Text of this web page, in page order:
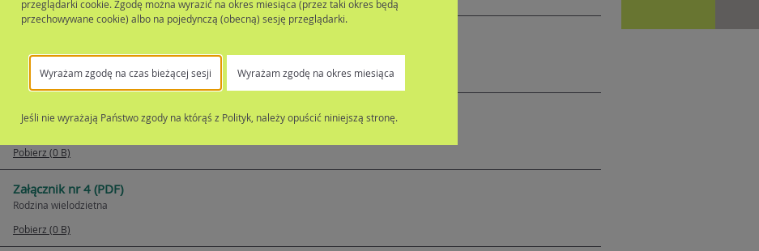
Pobierz (0 B)
Załącznik nr 5 (PDF)
Oświadczenie o samotnym wychowaniu dziecka
Pobierz (0 B)
Załącznik nr 4 (PDF)
Rodzina wielodzietna
Pobierz (0 B)
przeglądarki cookie. Zgodę można wyrazić na okres miesiąca (przez taki okres będą
przechowywane cookie) albo na pojedynczą (obecną) sesję przeglądarki.
Wyrażam zgodę na czas bieżącej sesji Wyrażam zgodę na okres miesiąca
Jeśli nie wyrażają Państwo zgody na którąś z Polityk, należy opuścić niniejszą stronę.